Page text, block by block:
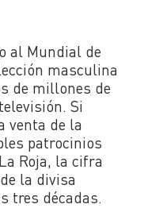
al Mundial de
masculina
de millones de
Si
venta de la
patrocinios
Roja, la cifra
la divisa
tres décadas.